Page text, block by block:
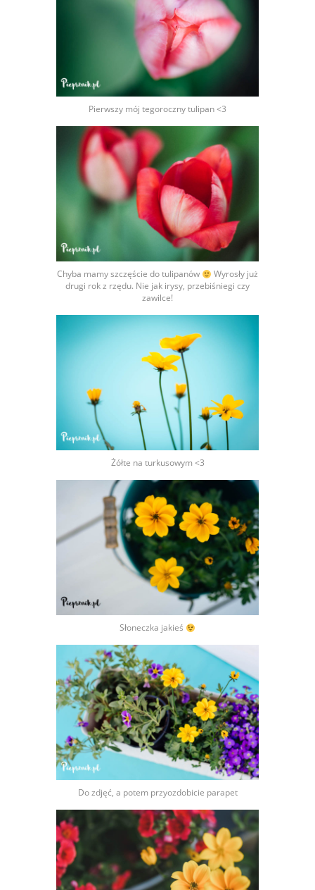
Pierwszy mój tegoroczny tulipan <3
Chyba mamy szczęście do tulipanów
Wyrosły już
drugi rok z rzędu. Nie jak irysy, przebiśniegi czy
zawilce!
Żółte na turkusowym <3
Słoneczka jakieś
Do zdjęć, a potem przyozdobicie parapet